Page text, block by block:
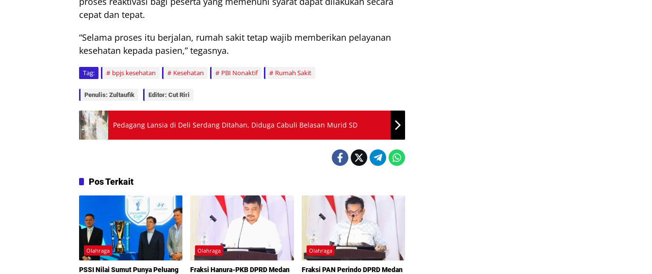
cepat dan tepat.
“Selama proses itu berjalan, rumah sakit tetap wajib memberikan pelayanan
kesehatan kepada pasien,” tegasnya.
Tag: bpjs kesehatan Kesehatan PBI Nonaktif Rumah Sakit
Penulis: Zultaufik Editor: Cut Riri
Pedagang Lansia di Deli Serdang Ditahan, Diduga Cabuli Belasan Murid SD
Pos Terkait
Olahraga
PSSI Nilai Sumut Punya Peluang
Olahraga
Fraksi Hanura-PKB DPRD Medan
Olahraga
Fraksi PAN Perindo DPRD Medan